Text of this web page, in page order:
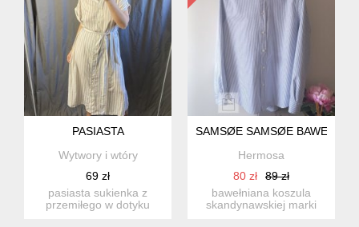
PASIASTA
Wytwory i wtóry
69 zł
pasiasta sukienka z
przemiłego w dotyku
SAMSØE SAMSØE
Hermosa
80 zł
89 zł
bawełniana koszula
skandynawskiej marki